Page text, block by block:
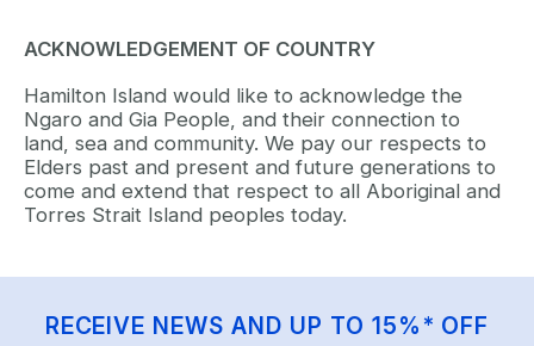
ACKNOWLEDGEMENT OF COUNTRY
Hamilton Island would like to acknowledge the
Ngaro and Gia People, and their connection to
land, sea and community. We pay our respects to
Elders past and present and future generations to
come and extend that respect to all Aboriginal and
Torres Strait Island peoples today.
RECEIVE NEWS AND UP TO 15%* OFF